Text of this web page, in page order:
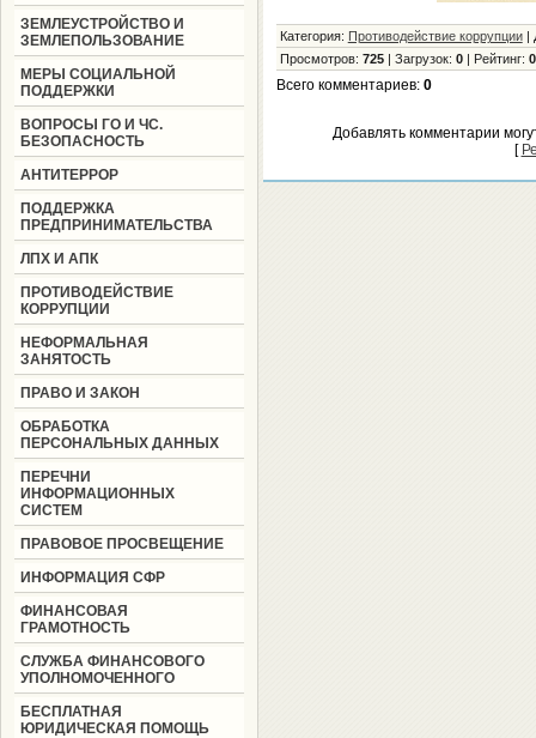
ЗЕМЛЕУСТРОЙСТВО И
ЗЕМЛЕПОЛЬЗОВАНИЕ
МЕРЫ СОЦИАЛЬНОЙ
ПОДДЕРЖКИ
ВОПРОСЫ ГО И ЧС.
БЕЗОПАСНОСТЬ
АНТИТЕРРОР
ПОДДЕРЖКА
ПРЕДПРИНИМАТЕЛЬСТВА
ЛПХ И АПК
ПРОТИВОДЕЙСТВИЕ
КОРРУПЦИИ
НЕФОРМАЛЬНАЯ
ЗАНЯТОСТЬ
ПРАВО И ЗАКОН
ОБРАБОТКА
ПЕРСОНАЛЬНЫХ ДАННЫХ
ПЕРЕЧНИ
ИНФОРМАЦИОННЫХ
СИСТЕМ
ПРАВОВОЕ ПРОСВЕЩЕНИЕ
ИНФОРМАЦИЯ СФР
ФИНАНСОВАЯ
ГРАМОТНОСТЬ
СЛУЖБА ФИНАНСОВОГО
УПОЛНОМОЧЕННОГО
БЕСПЛАТНАЯ
ЮРИДИЧЕСКАЯ ПОМОЩЬ
Категория: Противодействие коррупции|
Просмотров: 725| Загрузок: 0| Рейтинг:
Всего комментариев: 0
Добавлять комментарии
[